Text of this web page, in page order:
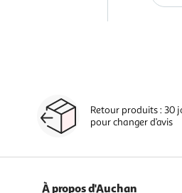
Retour produits : 30
pour changer d’avis
À propos d'Auchan